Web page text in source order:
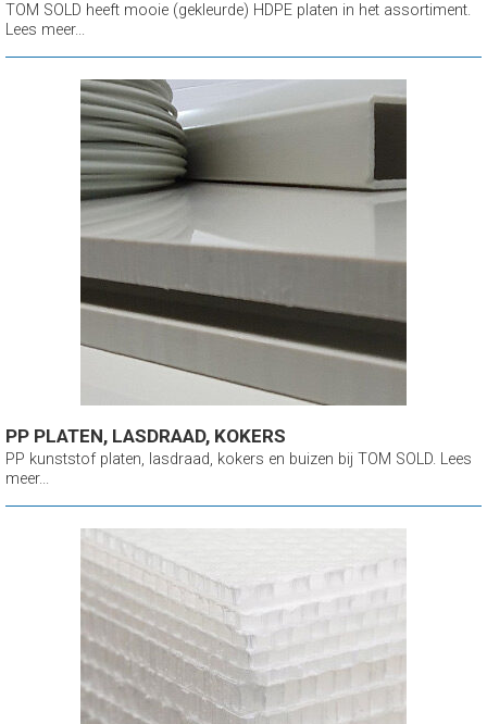
TOM SOLD heeft mooie (gekleurde) HDPE platen in het assortiment.
Lees meer...
PP PLATEN, LASDRAAD, KOKERS
PP kunststof platen, lasdraad, kokers en buizen bij TOM SOLD. Lees
meer...